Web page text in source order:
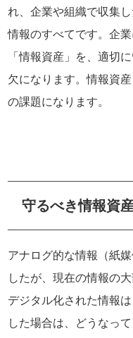
れ、企業や組織で収集
情報のすべてです。企
「情報資産」を、適切
欠になります。情報資
の課題になります。
守るべき情報資
アナログ的な情報（紙
したが、現在の情報の
デジタル化された情報
した場合は、どうなっ